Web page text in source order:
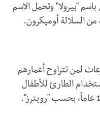
"بيرولا" وتحمل الاسم
لمن تتراوح أعمارهم
الطارئ للأطفال